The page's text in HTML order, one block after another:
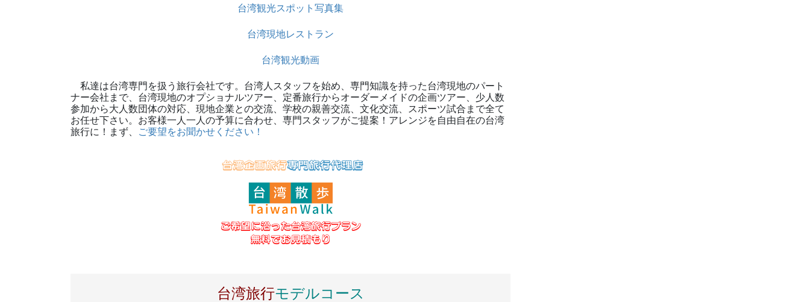
台湾観光スポット写真集
台湾現地レストラン
台湾観光動画
私達は台湾専門を扱う旅行会社です。台湾人スタッフを始め、専門知識を持った台湾現地のパート
ナー会社まで、台湾現地のオプショナルツアー、定番旅行からオーダーメイドの企画ツアー、少人数
参加から大人数団体の対応、現地企業との交流、学校の親善交流、文化交流、スポーツ試合まで全て
お任せ下さい。お客様一人一人の予算に合わせ、専門スタッフがご提案！アレンジを自由自在の台湾
旅行に！まず、
ご要望をお聞かせください！
台湾旅行モデルコース